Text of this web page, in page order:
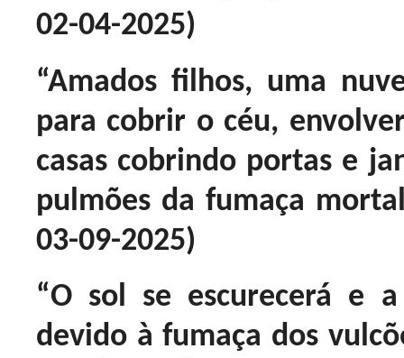
02-04-2025)
“Amados filhos, uma
para cobrir o céu,
casas cobrindo portas e
pulmões da fumaça
03-09-2025)
“O sol se escurecerá e
devido à fumaça dos